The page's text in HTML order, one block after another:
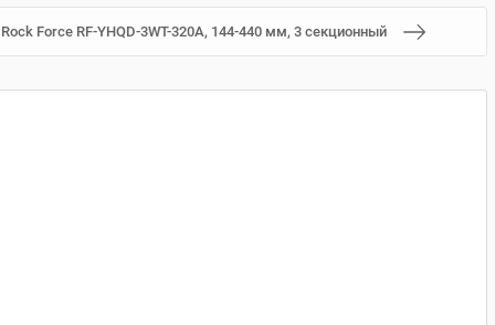
Force RF-YHQD-3WT-320A, 144-440 мм, 3 секционный